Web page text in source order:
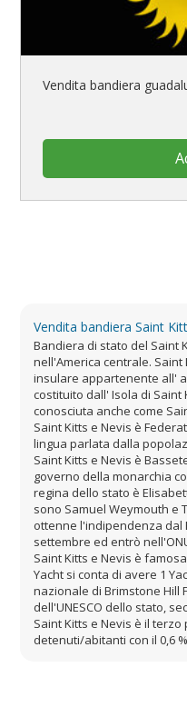
Vendita bandiera
Vendita bandiera Saint
Bandiera di stato del Saint
nell'America centrale.
insulare appartenente all'
costituito dall' Isola di Saint
conosciuta anche come
Saint Kitts e Nevis è
lingua parlata dalla
Saint Kitts e Nevis è
governo della monarchia
regina dello stato è
sono Samuel Weymouth e
ottenne l'indipendenza dal
settembre ed entrò
Saint Kitts e Nevis è
Yacht si conta di avere 1
nazionale di Brimstone Hill
dell'UNESCO dello stato,
Saint Kitts e Nevis è il
detenuti/abitanti con il 0,6